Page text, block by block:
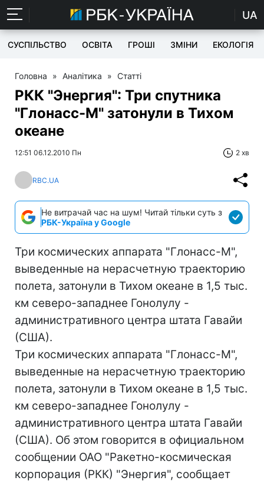
UA
СУСПІЛЬСТВО ОСВІТА ГРОШІ ЗМІНИ ЕКОЛОГІЯ
Головна » Аналітика » Статті
РКК "Энергия": Три спутника
"Глонасс-М" затонули в Тихом
океане
12:51 06.12.2010 Пн 2 хв
RBC.UA
Не витрачай час на шум! Читай тільки суть з
РБК-Україна у Google
Три космических аппарата "Глонасс-М",
выведенные на нерасчетную траекторию
полета, затонули в Тихом океане в 1,5 тыс.
км северо-западнее Гонолулу -
административного центра штата Гавайи
(США).
Три космических аппарата "Глонасс-М",
выведенные на нерасчетную траекторию
полета, затонули в Тихом океане в 1,5 тыс.
км северо-западнее Гонолулу -
административного центра штата Гавайи
(США). Об этом говорится в официальном
сообщении ОАО "Ракетно-космическая
корпорация (РКК) "Энергия", сообщает